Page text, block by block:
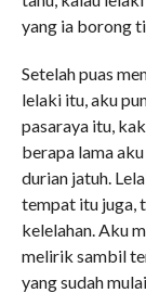
yang ia borong
Setelah puas
lelaki itu, aku
pasaraya itu,
berapa lama
durian jatuh.
tempat itu juga,
kelelahan. Aku
melirik sambil
yang sudah